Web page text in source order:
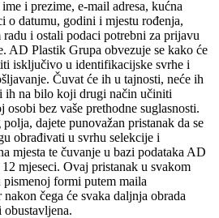
i prezime, e-mail adresa, kućna
o datumu, godini i mjestu rođenja,
i ostali podaci potrebni za prijavu
AD Plastik Grupa obvezuje se kako će
isključivo u identifikacijske svrhe i
Čuvat će ih u tajnosti, neće ih
na bilo koji drugi način učiniti
bez vaše prethodne suglasnosti.
dajete punovažan pristanak da se
obrađivati u svrhu selekcije i
mjesta te čuvanje u bazi podataka AD
mjeseci. Ovaj pristanak u svakom
formi putem maila
čega će svaka daljnja obrada
obustavljena.